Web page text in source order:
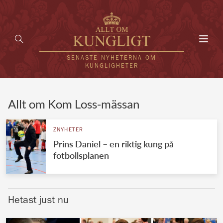
SENASTE NYHETERNA OM
KUNGLIGHETER
UTLÄNDSKT
VÄRLDENS KUNGAHUS
Brittiska kungahuset
Allt om Kom Loss-mässan
ZNYHETER
Prins Daniel – en riktig kung på
fotbollsplanen
Hetast just nu